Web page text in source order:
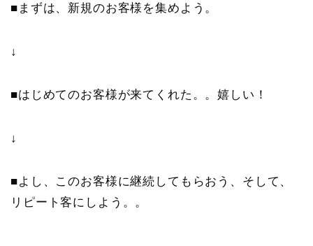
■まずは、新規のお客様を集めよう。
↓
■はじめてのお客様が来てくれた。。嬉しい！
↓
■よし、このお客様に継続してもらおう、そして、
リピート客にしよう。。